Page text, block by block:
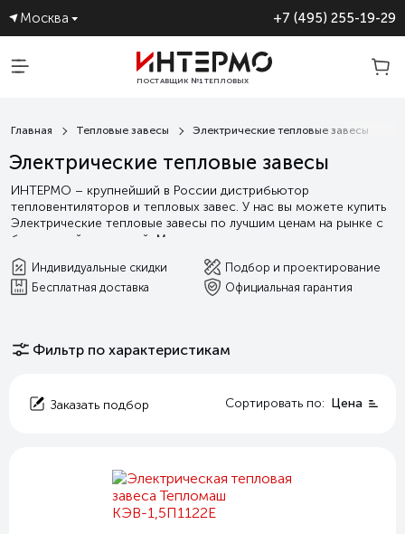
Москва +7 (495) 255-19-29
ПОСТАВЩИК №1 ТЕПЛОВЫХ
Главная Тепловые завесы Электрические тепловые завесы
Электрические тепловые завесы
ИНТЕРМО – крупнейший в России дистрибьютор
тепловентиляторов и тепловых завес. У нас вы можете купить
Электрические тепловые завесы по лучшим ценам на рынке с
бесплатной доставкой. Мы гарантируем выгодные условия
сотрудничества, а так индивидуальную поддержку от подбора
оборудования и проектирования, до сервисного и
гарантийного обслуживания.
Читать далее
Индивидуальные скидки
Подбор и проектирование
Бесплатная доставка
Официальная гарантия
Фильтр по характеристикам
Сортировать по: Цена
Заказать подбор